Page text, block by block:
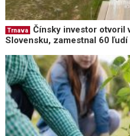
Trnava
Čínsky investor otvoril
Slovensku, zamestnal 60 ľudí